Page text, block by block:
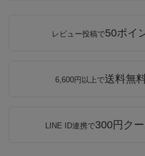
レビュー投稿で50ポイ
6,600円以上で送料無
LINE ID連携で300円ク